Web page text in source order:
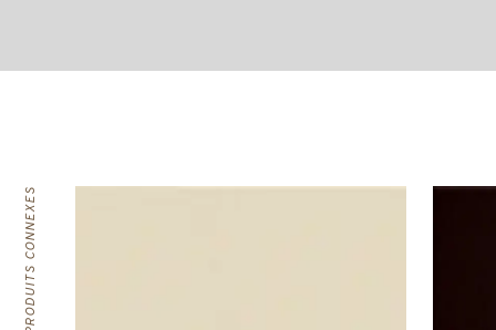
PRODUITS CONNEXES